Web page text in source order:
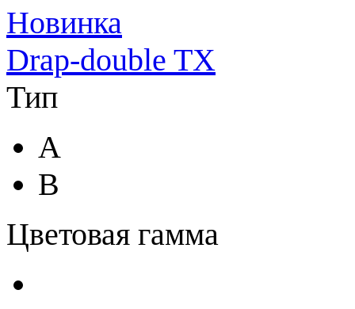
Новинка
Drap-double TX
Тип
A
B
Цветовая гамма